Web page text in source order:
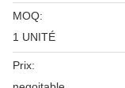
MOQ:
1 UNITÉ
Prix: